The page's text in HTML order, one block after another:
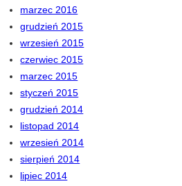
marzec 2016
grudzień 2015
wrzesień 2015
czerwiec 2015
marzec 2015
styczeń 2015
grudzień 2014
listopad 2014
wrzesień 2014
sierpień 2014
lipiec 2014